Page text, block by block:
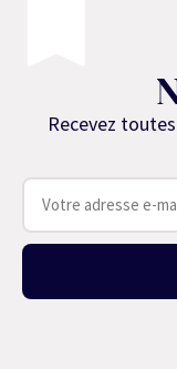
Recevez